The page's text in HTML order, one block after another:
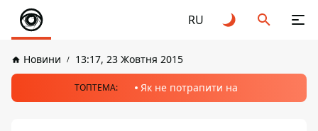
RU
Новини 13:17, 23 Жовтня 2015
ТОПТЕМА: Як не потрапити на